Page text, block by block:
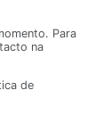
Para
na
de